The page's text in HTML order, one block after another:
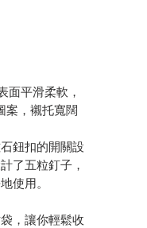
面平滑柔軟，
案，襯托寬闊
鈕扣的開關設
了五粒釘子，
使用。
，讓你輕鬆收